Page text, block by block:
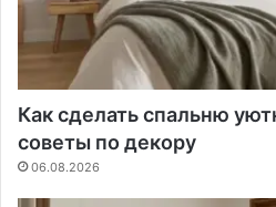
Как сделать спальню
советы по декору
06.08.2026